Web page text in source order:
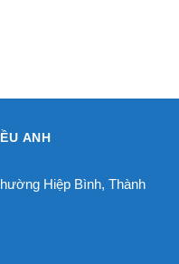
ANH
Hiệp Bình, Thành